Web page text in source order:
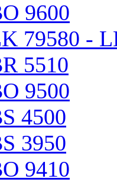
9600
79580 -
5510
9500
4500
3950
9410